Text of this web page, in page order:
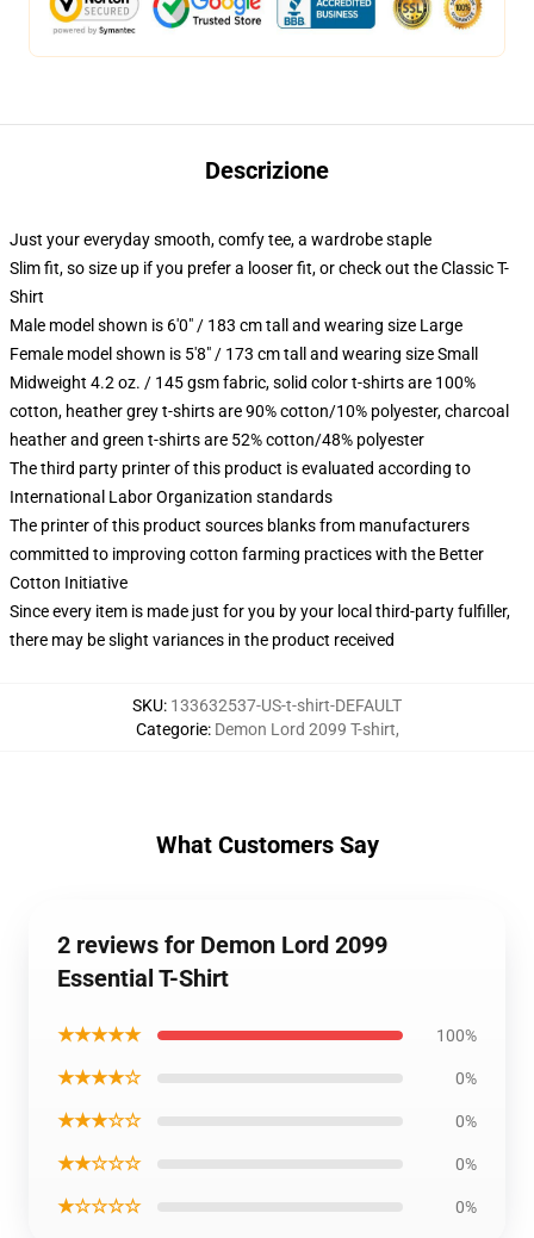
Descrizione
Just your everyday smooth, comfy tee, a wardrobe staple
Slim fit, so size up if you prefer a looser fit, or check out the Classic T-
Shirt
Male model shown is 6'0" / 183 cm tall and wearing size Large
Female model shown is 5'8" / 173 cm tall and wearing size Small
Midweight 4.2 oz. / 145 gsm fabric, solid color t-shirts are 100%
cotton, heather grey t-shirts are 90% cotton/10% polyester, charcoal
heather and green t-shirts are 52% cotton/48% polyester
The third party printer of this product is evaluated according to
International Labor Organization standards
The printer of this product sources blanks from manufacturers
committed to improving cotton farming practices with the Better
Cotton Initiative
Since every item is made just for you by your local third-party fulfiller,
there may be slight variances in the product received
SKU: 133632537-US-t-shirt-DEFAULT
Categorie: Demon Lord 2099 T-shirt,
What Customers Say
2 reviews for Demon Lord 2099
Essential T-Shirt
★★★★★ 100%
★★★★☆ 0%
★★★☆☆ 0%
★★☆☆☆ 0%
★☆☆☆☆ 0%